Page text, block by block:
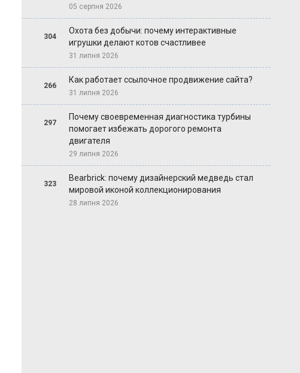
05 серпня 2026
304
Охота без добычи: почему интерактивные
игрушки делают котов счастливее
31 липня 2026
266
Как работает ссылочное продвижение сайта?
31 липня 2026
297
Почему своевременная диагностика турбины
помогает избежать дорогого ремонта
двигателя
29 липня 2026
323
Bearbrick: почему дизайнерский медведь стал
мировой иконой коллекционирования
28 липня 2026